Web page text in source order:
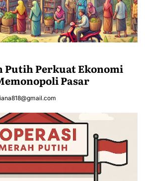
Putih Perkuat Ekonomi
Pasar